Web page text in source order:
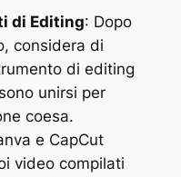
di Editing: Dopo
considera di
di editing
unirsi per
coesa.
e CapCut
video compilati